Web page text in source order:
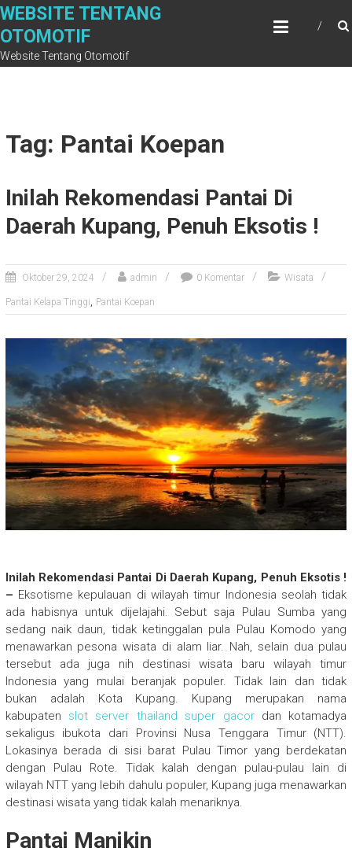
Skip
content
WEBSITE TENTANG
OTOMOTIF
Website Tentang Otomotif
Tag: Pantai Koepan
Inilah Rekomendasi Pantai Di
Daerah Kupang, Penuh Eksotis !
Oktober 29, 2024 admin 0 Komentar Wisata
Pantai Kelapa Tinggi, Pantai Koepan
Inilah Rekomendasi Pantai Di Daerah Kupang, Penuh Eksotis !
– Eksotisme kepulauan di wilayah timur Indonesia seolah tidak
ada habisnya untuk dijelajahi. Sebut saja Pulau Sumba yang
sedang naik daun, tidak ketinggalan pula Pulau Komodo yang
menawarkan pesona wisata di alam liar. Nah, selain dua pulau
tersebut ada juga nih destinasi wisata baru wilayah timur
Indonesia yang mulai beranjak populer. Tidak lain dan tidak
bukan adalah Kota Kupang. Kupang merupakan nama
kabupaten slot server thailand super gacordan kotamadya
sekaligus ibukota dari Provinsi Nusa Tenggara Timur (NTT).
Lokasinya berada di sisi barat Pulau Timor yang berdekatan
dengan Pulau Rote. Tidak kalah dengan pulau-pulau lain di
wilayah NTT yang lebih dahulu populer, Kupang juga menawarkan
destinasi wisata yang tidak kalah menariknya.
Pantai Manikin